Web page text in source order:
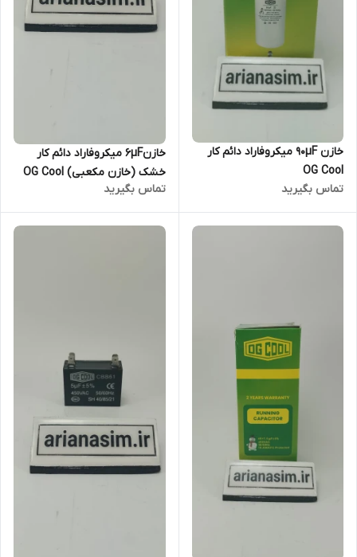
خازن 90µF میکروفاراد دائم کار
OG Cool
تماس بگیرید
خازن۶µF میکروفاراد دائم کار
خشک (خازن مکعبی) OG Cool
سری CBB61
تماس بگیرید